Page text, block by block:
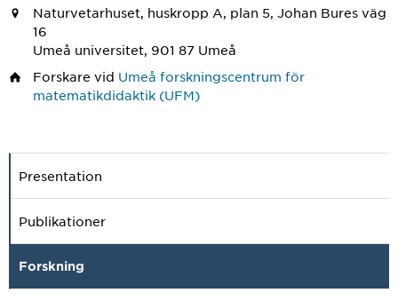
Naturvetarhuset, huskropp A, plan 5, Johan Bures väg
16
Umeå universitet, 901 87 Umeå
Forskare vid Umeå forskningscentrum för
matematikdidaktik (UFM)
Presentation
Publikationer
Forskning